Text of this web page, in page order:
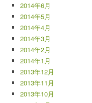
2014年6月
2014年5月
2014年4月
2014年3月
2014年2月
2014年1月
2013年12月
2013年11月
2013年10月